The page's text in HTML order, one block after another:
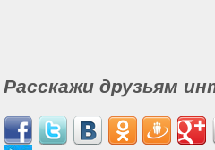
Расскажи друзьям